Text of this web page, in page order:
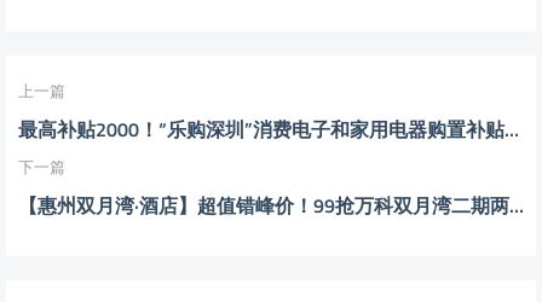
上一篇
最高补贴2000！“乐购深圳”消费电子和家用电器购置补贴使用指引来了！
下一篇
【惠州双月湾·酒店】超值错峰价！99抢万科双月湾二期两房一厅套房，可住4大2小，下楼就是海